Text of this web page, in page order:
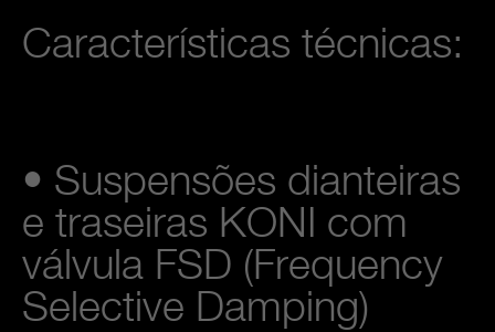
Características técnicas:
• Suspensões dianteiras
e traseiras KONI com
válvula FSD (Frequency
Selective Damping)